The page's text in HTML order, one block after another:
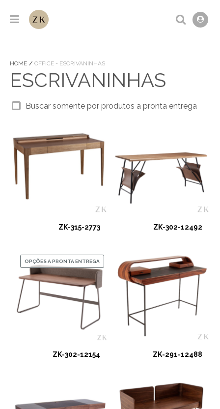
HOME OFFICE - ESCRIVANINHAS
ESCRIVANINHAS
Buscar somente por produtos a pronta entrega
ZK-315-2773 ZK-302-12492
OPÇÕES A PRONTA ENTREGA
ZK-302-12154 ZK-291-12488